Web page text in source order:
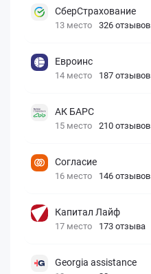
СберСтрахование
13 место 326 отзывов
Евроинс
14 место 187 отзывов
АК БАРС
15 место 210 отзывов
Согласие
16 место 146 отзывов
Капитал Лайф
17 место 173 отзыва
Georgia assistance